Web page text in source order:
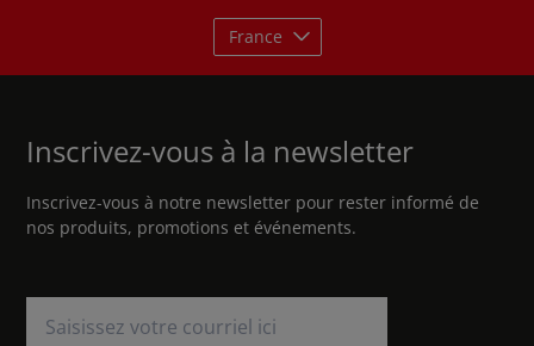
France
Inscrivez-vous à la newsletter
Inscrivez-vous à notre newsletter pour rester informé de
nos produits, promotions et événements.